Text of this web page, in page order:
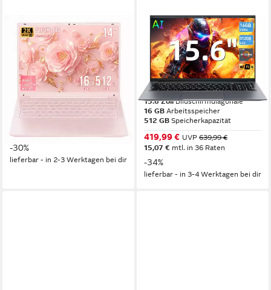
LONGEVINCE
14-Zoll-2K-IPS-Laptop mit
Intel Celeron N5105, 16GB
DDR4 Notebook
14 Zoll Bildschirmdiagonale
Intel Celeron N5105 Prozessor
16 GB Arbeitsspeicher
16,50 €
-30%
lieferbar - in 2-3 Werktagen bei dir
MENGHU
15,6" AI Laptop 16GB
Arbeitsspeicher 512GB SSD,
Beleuchteter Tastatur
Notebook
15.6 Zoll Bildschirmdiagonale
16 GB Arbeitsspeicher
512 GB Speicherkapazität
419,99 € UVP 639,99 €
15,07 € mtl. in 36 Raten
-34%
lieferbar - in 3-4 Werktagen bei dir